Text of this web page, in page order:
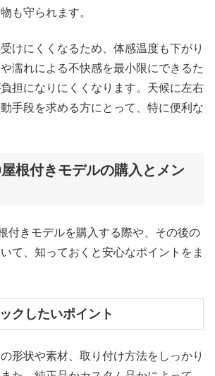
も守られます。
けにくくなるため、体感温度も下がり
濡れによる不快感を最小限にできるた
担になりにくくなります。天候に左右
手段を求める方にとって、特に便利な
根付きモデルの購入とメン
付きモデルを購入する際や、その後の
て、知っておくと安心なポイントをま
クしたいポイント
形状や素材、取り付け方法をしっかり